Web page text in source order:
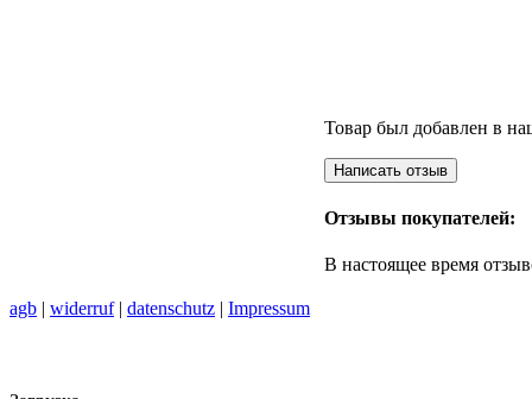
Товар был добавлен в
Отзывы покупателей:
В настоящее время
agb | widerruf| datenschutz | Impressum